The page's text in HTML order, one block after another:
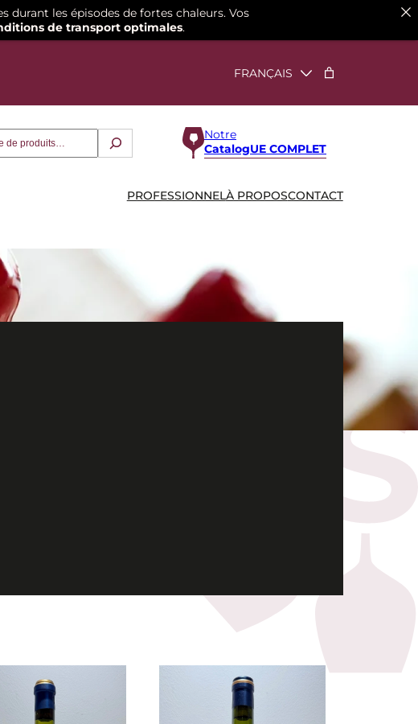
Notre
CatalogUE COMPLET
PROFESSIONNELÀ PROPOSCONTACT
durant les épisodes de fortes chaleurs. Vos
de transport optimales.